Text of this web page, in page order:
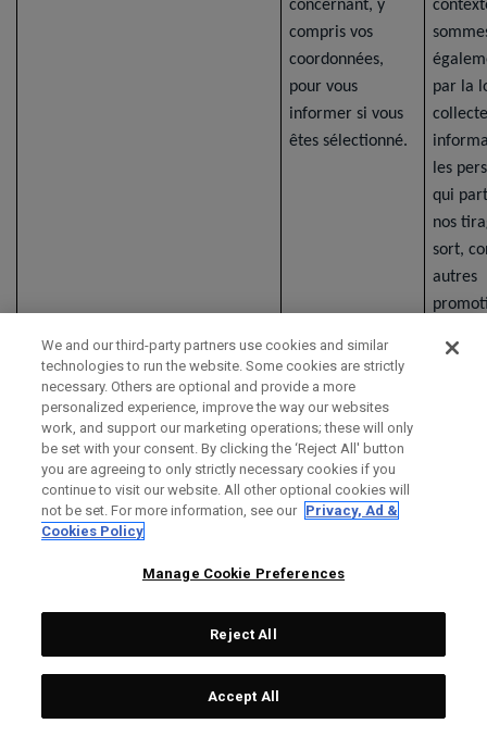
concernant, y
compris vos
coordonnées,
pour vous
informer si vous
êtes sélectionné.
par la
les
qui
nos
sort,
autres
Recherche et analytique
Nous utilisons les
informations
personnelles que
vous fournissez
pour effectuer
des recherches et
des analyses et
l'efficacité de nos
ligne et hors ligne
Nous
We and our third-party partners use cookies and similar
technologies to run the website. Some cookies are strictly
necessary. Others are optional and provide a more
personalized experience, improve the way our websites
work, and support our marketing operations; these will only
be set with your consent. By clicking the ‘Reject All' button
you are agreeing to only strictly necessary cookies if you
continue to visit our website. All other optional cookies will
not be set. For more information, see our Privacy, Ad &
Cookies Policy
Manage Cookie Preferences
Reject All
Accept All